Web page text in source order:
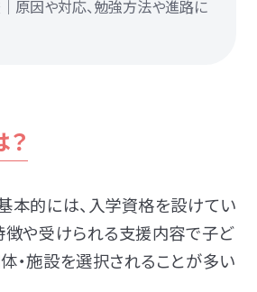
原因や対応、勉強方法や進路に
本的には、入学資格を設けてい
徴や受けられる支援内容で子ど
・施設を選択されることが多い